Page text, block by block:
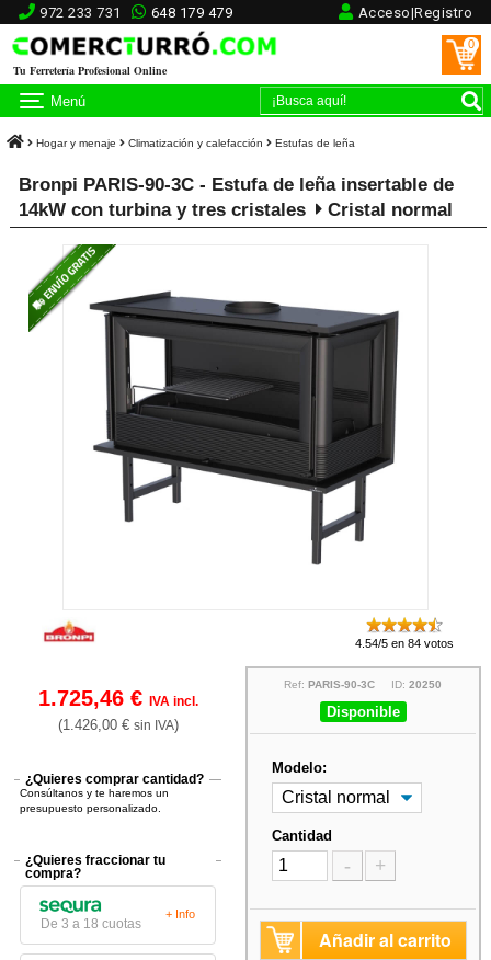
972 233 731 648 179 479 Acceso|Registro
Tu Ferretería Profesional Online
0
Menú
Hogar y menaje Climatización y calefacción Estufas de leña
Bronpi PARIS-90-3C - Estufa de leña insertable de
14kW con turbina y tres cristales
Cristal normal
4.54/5 en 84 votos
1.725,46 € IVA incl.
(1.426,00 € sin IVA)
¿Quieres comprar cantidad?
Consúltanos y te haremos un
presupuesto personalizado.
¿Quieres fraccionar tu
compra?
De 3 a 18 cuotas
+ Info
Ref:PARIS-90-3C ID:20250
Disponible
Modelo:
Cantidad
- +
Añadir al carrito